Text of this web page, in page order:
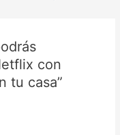
con
tu casa”